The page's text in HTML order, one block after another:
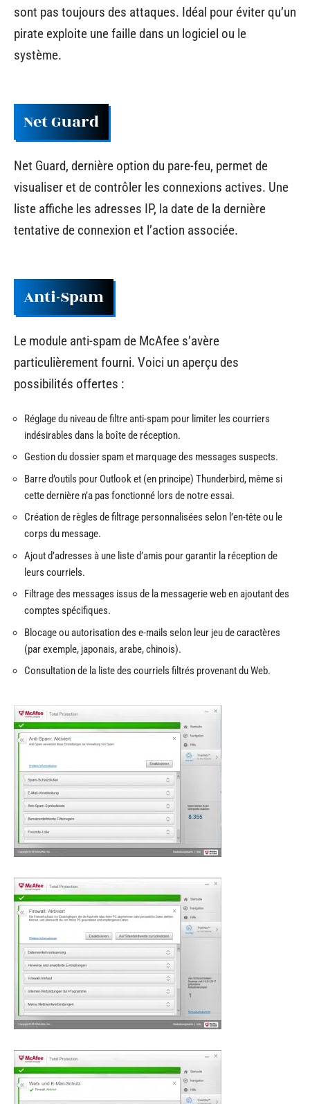
sont pas toujours des attaques. Idéal pour éviter qu’un
pirate exploite une faille dans un logiciel ou le
système.
Net Guard
Net Guard, dernière option du pare-feu, permet de
visualiser et de contrôler les connexions actives. Une
liste affiche les adresses IP, la date de la dernière
tentative de connexion et l’action associée.
Anti-Spam
Le module anti-spam de McAfee s’avère
particulièrement fourni. Voici un aperçu des
possibilités offertes :
Réglage du niveau de filtre anti-spam pour limiter les courriers
indésirables dans la boîte de réception.
Gestion du dossier spam et marquage des messages suspects.
Barre d’outils pour Outlook et (en principe) Thunderbird, même si
cette dernière n’a pas fonctionné lors de notre essai.
Création de règles de filtrage personnalisées selon l’en-tête ou le
corps du message.
Ajout d’adresses à une liste d’amis pour garantir la réception de
leurs courriels.
Filtrage des messages issus de la messagerie web en ajoutant des
comptes spécifiques.
Blocage ou autorisation des e-mails selon leur jeu de caractères
(par exemple, japonais, arabe, chinois).
Consultation de la liste des courriels filtrés provenant du Web.